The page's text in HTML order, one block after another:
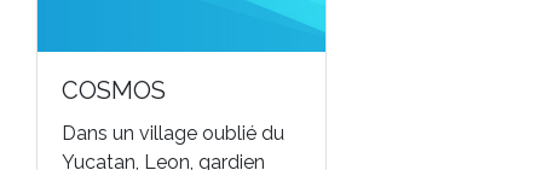
COSMOS
Dans un village oublié du
Yucatan, Leon, gardien